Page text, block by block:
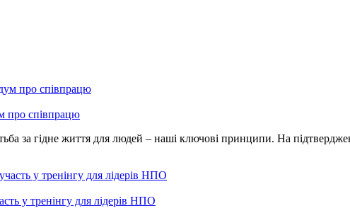
про співпрацю
за гідне життя для людей – наші ключові принципи. На
у тренінгу для лідерів НПО